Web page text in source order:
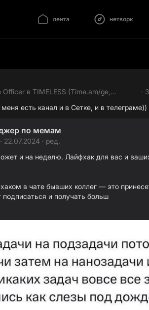
лента нетворк
в TIMELESS (Time.am/ge,
·
есть канал и в Сетке, и в телеграме))
по мемам
· 22.07.2024 · ред.
и на неделю. Лайфхак для вас и
в чате бывших коллег — это
и получать больш